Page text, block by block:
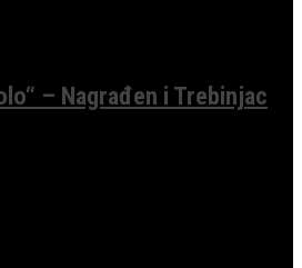
– Nagrađen i Trebinjac